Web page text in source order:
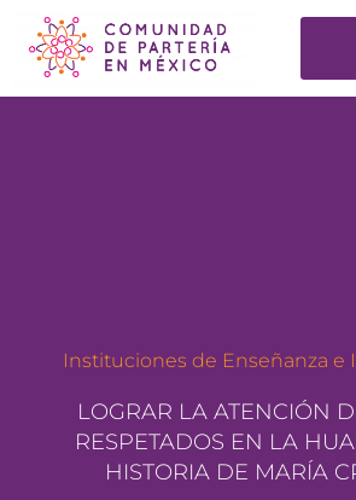
Instituciones de Enseñanza e
LOGRAR LA ATENCIÓN
RESPETADOS EN LA
HISTORIA DE MARÍA